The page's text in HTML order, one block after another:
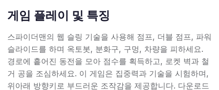
게임 플레이 및 특징
스파이더맨의 웹 슬링 기술을 사용해 점프, 더블 점프, 파워
슬라이드를 하며 옥토봇, 분화구, 구멍, 차량을 피하세요.
경로에 흩어진 동전을 모아 점수를 획득하고, 로켓 벽과 철
거 공을 조심하세요. 이 게임은 집중력과 기술을 시험하며,
위아래 방향키로 부드러운 조작감을 제공합니다. 다운로드